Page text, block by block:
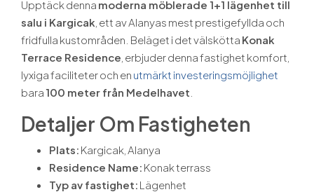
Upptäck denna moderna möblerade 1+1 lägenhet till
salu i Kargicak , ett av Alanyas mest prestigefyllda och
fridfulla kustområden. Beläget i det välskötta Konak
Terrace Residence , erbjuder denna fastighet komfort,
lyxiga faciliteter och en utmärkt investeringsmöjlighet
bara100 meter från Medelhavet
Detaljer Om Fastigheten
Plats: Kargicak, Alanya
Residence Name: Konak terrass
Typ av fastighet: Lägenhet